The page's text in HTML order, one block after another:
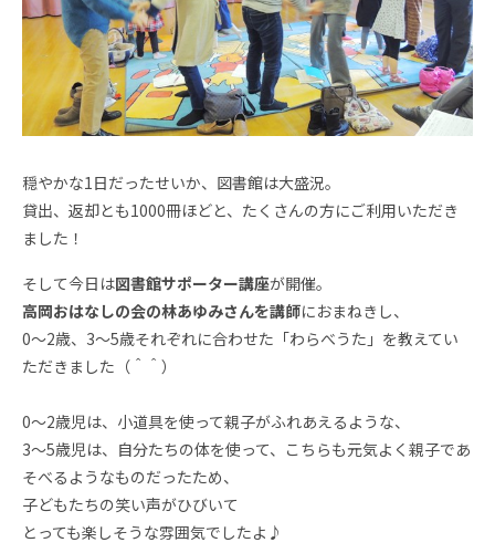
穏やかな1日だったせいか、図書館は大盛況。
貸出、返却とも1000冊ほどと、たくさんの方にご利用いただき
ました！
そして今日は図書館サポーター講座が開催。
高岡おはなしの会の林あゆみさんを講師におまねきし、
0～2歳、3～5歳それぞれに合わせた「わらべうた」を教えてい
ただきました（＾＾）
0～2歳児は、小道具を使って親子がふれあえるような、
3～5歳児は、自分たちの体を使って、こちらも元気よく親子であ
そべるようなものだったため、
子どもたちの笑い声がひびいて
とっても楽しそうな雰囲気でしたよ♪